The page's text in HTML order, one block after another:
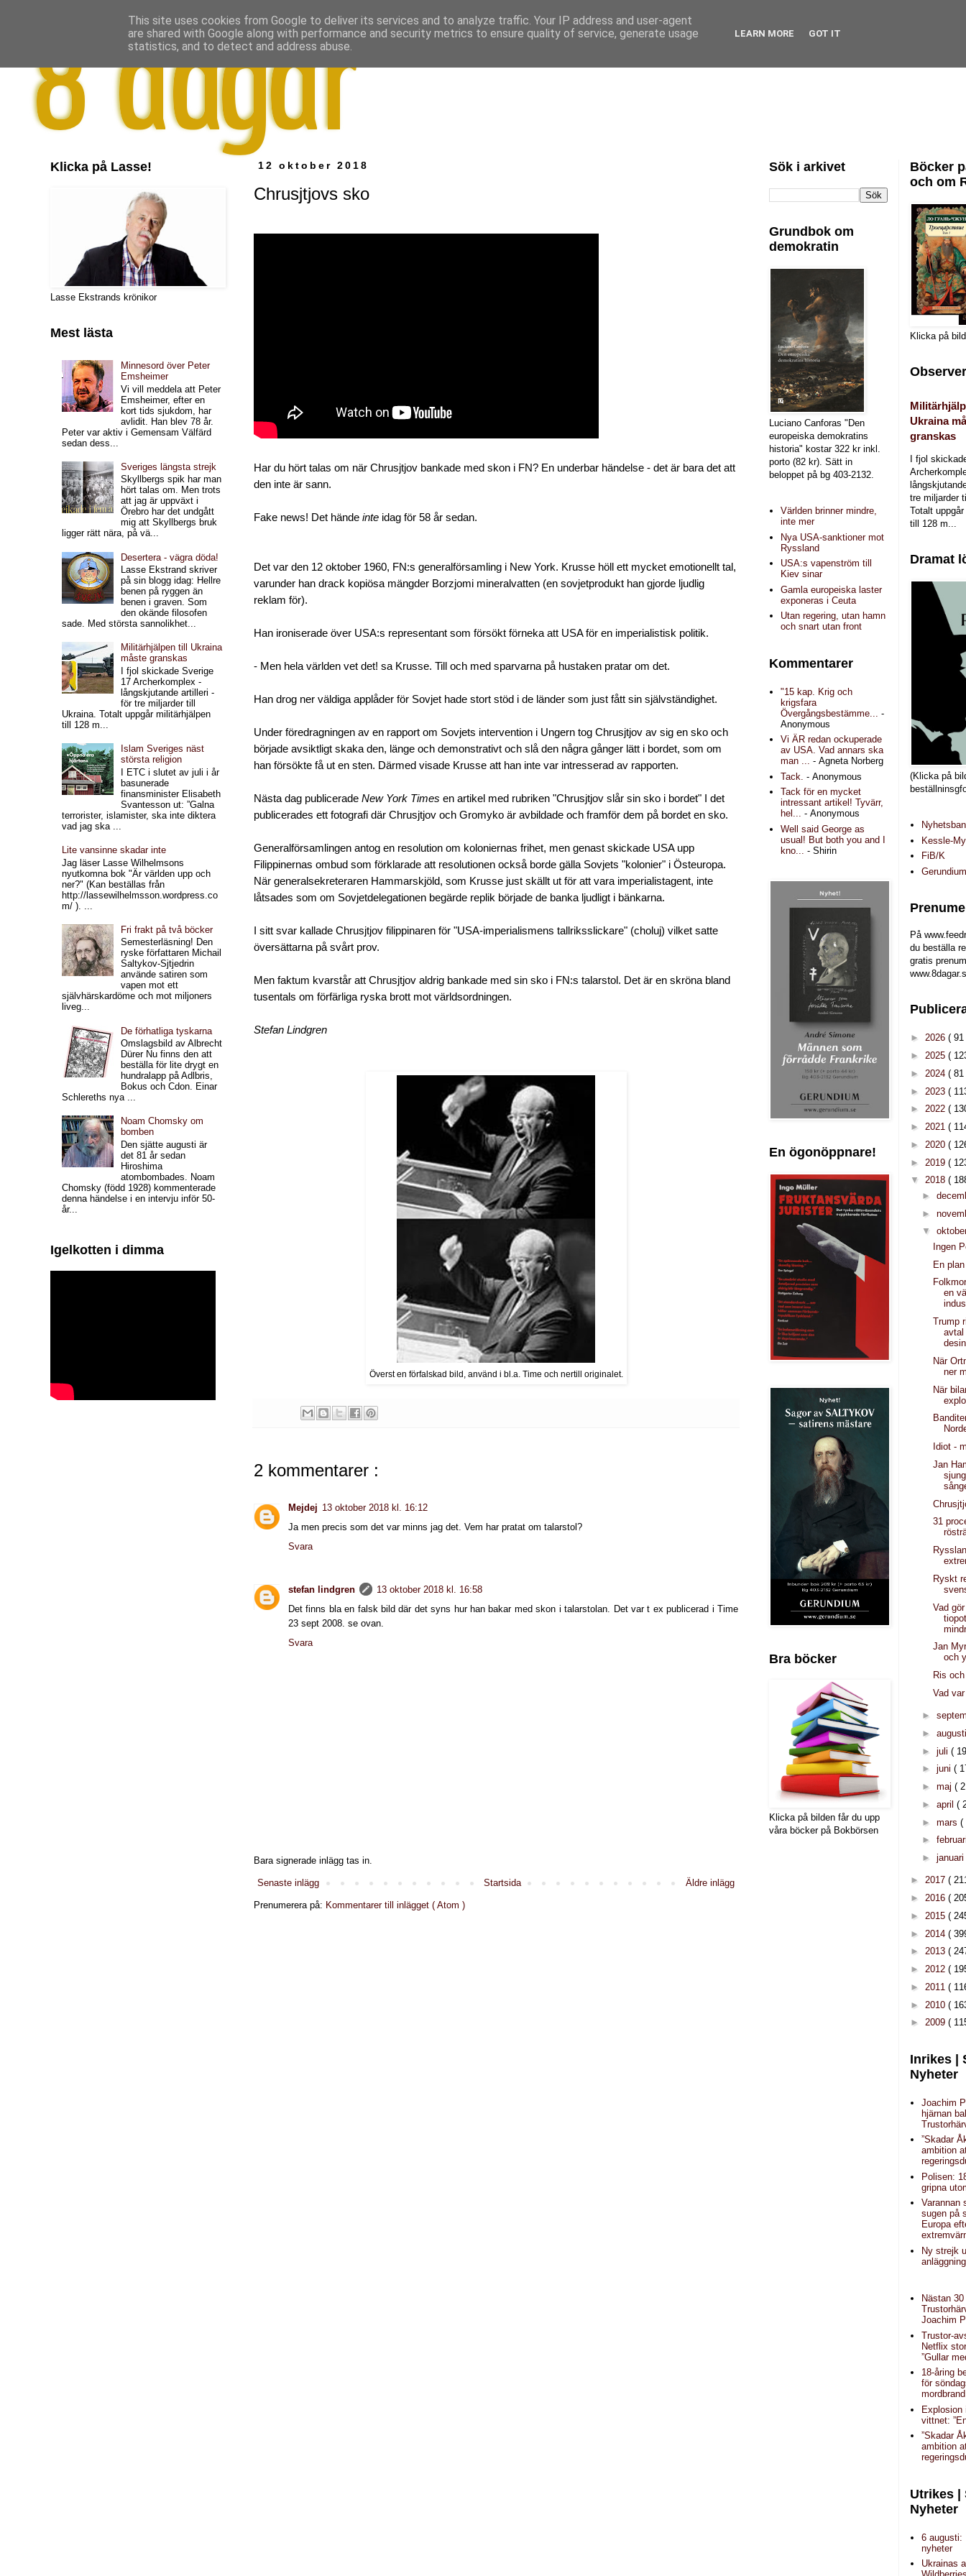
12 oktober 2018
Chrusjtjovs sko
Har du hört talas om när Chrusjtjov bankade med skon i FN? En underbar händelse - det är bara det att
den inte är sann.
Fake news! Det hände inte idag för 58 år sedan.
Det var den 12 oktober 1960, FN:s generalförsamling i New York. Krusse höll ett mycket emotionellt tal,
varunder han drack kopiösa mängder Borzjomi mineralvatten (en sovjetprodukt han gjorde ljudlig
reklam för).
Han ironiserade över USA:s representant som försökt förneka att USA för en imperialistisk politik.
- Men hela världen vet det! sa Krusse. Till och med sparvarna på hustaken pratar om det.
Han drog ner väldiga applåder för Sovjet hade stort stöd i de länder som just fått sin självständighet.
Under föredragningen av en rapport om Sovjets intervention i Ungern tog Chrusjtjov av sig en sko och
började avsiktligt skaka den, länge och demonstrativt och slå den några gånger lätt i bordet, som om
han försökte få ut en sten. Därmed visade Krusse att han inte var intresserad av rapporten.
Nästa dag publicerade New York Times en artikel med rubriken "Chrusjtjov slår sin sko i bordet" I det
publicerades ett fotografi där Chrusjtjov och Gromyko är avbildade och framför dem på bordet en sko.
Generalförsamlingen antog en resolution om koloniernas frihet, men genast skickade USA upp
Filippinernas ombud som förklarade att resolutionen också borde gälla Sovjets "kolonier" i Östeuropa.
När generalsekreteraren Hammarskjöld, som Krusse just skällt ut för att vara imperialistagent, inte
låtsades som om Sovjetdelegationen begärde replik började de banka ljudligt i bänkarna.
I sitt svar kallade Chrusjtjov filippinaren för "USA-imperialismens tallriksslickare" (choluj) vilket satte
översättarna på svårt prov.
Men faktum kvarstår att Chrusjtjov aldrig bankade med sin sko i FN:s talarstol. Det är en skröna bland
tusentals om förfärliga ryska brott mot världsordningen.
Stefan Lindgren
Överst en förfalskad bild, använd i bl.a. Time och nertill originalet.
2 kommentarer :
Mejdej 13 oktober 2018 kl. 16:12
Ja men precis som det var minns jag det. Vem har pratat om talarstol?
Svara
stefan lindgren
13 oktober 2018 kl. 16:58
Det finns bla en falsk bild där det syns hur han bakar med skon i talarstolan. Det var t ex publicerad i Time
23 sept 2008. se ovan.
Svara
Bara signerade inlägg tas in.
Senaste inlägg Äldre inlägg
Startsida
Prenumerera på: Kommentarer till inlägget ( Atom )
Klicka på Lasse!
Lasse Ekstrands krönikor
Mest lästa
Minnesord över Peter
Emsheimer
Vi vill meddela att Peter
Emsheimer, efter en
kort tids sjukdom, har
avlidit. Han blev 78 år.
Peter var aktiv i Gemensam Välfärd
sedan dess...
Sveriges längsta strejk
Skyllbergs spik har man
hört talas om. Men trots
att jag är uppväxt i
Örebro har det undgått
mig att Skyllbergs bruk
ligger rätt nära, på vä...
Desertera - vägra döda!
Lasse Ekstrand skriver
på sin blogg idag: Hellre
benen på ryggen än
benen i graven. Som
den okände filosofen
sade. Med största sannolikhet...
Militärhjälpen till Ukraina
måste granskas
I fjol skickade Sverige
17 Archerkomplex -
långskjutande artilleri -
för tre miljarder till
Ukraina. Totalt uppgår militärhjälpen
till 128 m...
Islam Sveriges näst
största religion
I ETC i slutet av juli i år
basunerade
finansminister Elisabeth
Svantesson ut: ”Galna
terrorister, islamister, ska inte diktera
vad jag ska ...
Lite vansinne skadar inte
Jag läser Lasse Wilhelmsons
nyutkomna bok "Är världen upp och
ner?" (Kan beställas från
http://lassewilhelmsson.wordpress.co
m/ ). ...
Fri frakt på två böcker
Semesterläsning! Den
ryske författaren Michail
Saltykov-Sjtjedrin
använde satiren som
vapen mot ett
självhärskardöme och mot miljoners
liveg...
De förhatliga tyskarna
Omslagsbild av Albrecht
Dürer Nu finns den att
beställa för lite drygt en
hundralapp på Adlbris,
Bokus och Cdon. Einar
Schlereths nya ...
Noam Chomsky om
bomben
Den sjätte augusti är
det 81 år sedan
Hiroshima
atombombades. Noam
Chomsky (född 1928) kommenterade
denna händelse i en intervju inför 50-
år...
Igelkotten i dimma
Sök i arkivet
Grundbok om
demokratin
Luciano Canforas "Den
europeiska demokratins
historia" kostar 322 kr inkl.
porto (82 kr). Sätt in
beloppet på bg 403-2132.
Världen brinner mindre,
inte mer
Nya USA-sanktioner mot
Ryssland
USA:s vapenström till
Kiev sinar
Gamla europeiska laster
exponeras i Ceuta
Utan regering, utan hamn
och snart utan front
Kommentarer
"15 kap. Krig och
krigsfara
Övergångsbestämme...
-
Anonymous
Vi ÄR redan ockuperade
av USA. Vad annars ska
man ... - Agneta Norberg
Tack. - Anonymous
Tack för en mycket
intressant artikel! Tyvärr,
hel... - Anonymous
Well said George as
usual! But both you and I
kno...
- Shirin
En ögonöppnare!
Bra böcker
Klicka på bilden får du upp
våra böcker på Bokbörsen
Böcker
och om
Klicka på
Ukraina
granskas
I fjol
tre miljarder
Totalt
till 128 m...
Dramat
(Klicka på
Kessle-
FiB/K
På
du beställa
gratis
► 2026 ( 91
► 2025 (
► 2024 ( 81
► 2023 (
► 2022 (
► 2021 (
► 2020 (
► 2019 (
▼ 2018 (
►
►
▼
Ingen
En
en
Trump
När
ner
När
Idiot -
Jan
31
Ryskt
Vad
Jan
och
Ris
Vad
►
►
► juli (
► juni (
► maj (
► april (
► mars (
►
► januari
► 2017 (
► 2016 (
► 2015 (
► 2014 (
► 2013 (
► 2012 (
► 2011 (
► 2010 (
► 2009 (
Inrikes |
Nyheter
Joachim
hjärnan
”Skadar
ambition
Polisen:
gripna
Varannan
sugen på
Europa
Ny strejk
Nästan
Joachim
Trustor-
Netflix
”Gullar
18-åring
för
Explosion
vittnet:
”Skadar
ambition
Utrikes |
Nyheter
6 augusti:
nyheter
Ukrainas
This site uses cookies from Google to deliver its services and to analyze traffic. Your IP address and user-agent
are shared with Google along with performance and security metrics to ensure quality of service, generate usage
statistics, and to detect and address abuse.
LEARN MORE GOT IT